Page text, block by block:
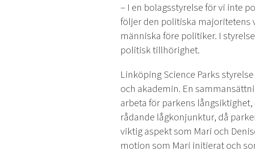
– I en bolagsstyrelse för vi inte
följer den politiska majoritetens
människa före politiker. I
politisk tillhörighet.
Linköping Science Parks
och akademin. En
arbeta för parkens
rådande lågkonjunktur, då
viktig aspekt som Mari och
motion som Mari initierat och